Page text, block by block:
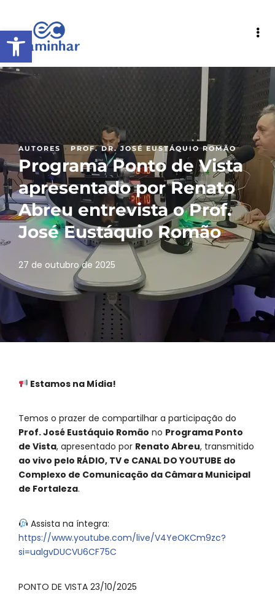
Abrir a barra de ferramentas
AUTORES · PROF. DR. JOSÉ EUSTÁQUIO ROMÃO
Programa Ponto de Vista
apresentado por Renato
Abreu entrevista o Prof.
José Eustáquio Romão
27 de outubro de 2025
Estamos na Mídia!
Temos o prazer de compartilhar a participação do
Prof. José Eustáquio Romão no Programa Ponto
de Vista, apresentado por Renato Abreu, transmitido
ao vivo pelo RÁDIO, TV e CANAL DO YOUTUBE do
Complexo de Comunicação da Câmara Municipal
de Fortaleza.
Assista na íntegra:
https://www.youtube.com/live/V4YeOKCm9zc?
si=ualgvDUCVU6CF75C
PONTO DE VISTA 23/10/2025